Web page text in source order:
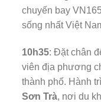
chuyến bay
sống nhất Việt
10h35: Đặt chân
viên địa phương
thành phố. Hành
Sơn Trà, nơi du